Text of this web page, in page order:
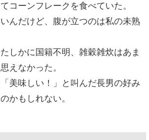
コーンフレークを食べていた。
んだけど、腹が立つのは私の未熟
しかに国籍不明、雑穀雑炊はあま
えなかった。
美味しい！」と叫んだ長男の好み
かもしれない。